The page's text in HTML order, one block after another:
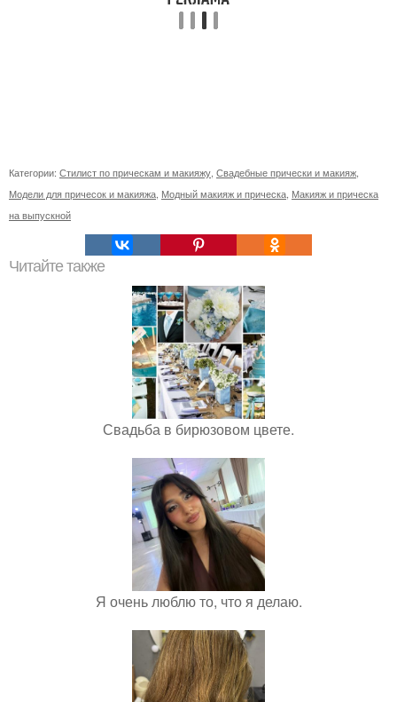
Категории: Стилист по прическам и макияжу Свадебные прически и макияж
Модели для причесок и макияжа Модный макияж и прическа Макияж и прическа
на выпускной
Читайте также
Свадьба в бирюзовом цвете.
Я очень люблю то, что я делаю.